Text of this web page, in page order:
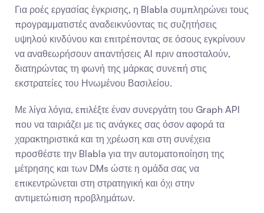
Για ροές εργασίας έγκρισης, η Blabla συμπληρώνει τους
προγραμματιστές αναδεικνύοντας τις συζητήσεις
υψηλού κινδύνου και επιτρέποντας σε όσους εγκρίνουν
να αναθεωρήσουν απαντήσεις AI πριν αποσταλούν,
διατηρώντας τη φωνή της μάρκας συνεπή στις
εκστρατείες του Ηνωμένου Βασιλείου.
Με λίγα λόγια, επιλέξτε έναν συνεργάτη του Graph API
που να ταιριάζει με τις ανάγκες σας όσον αφορά τα
χαρακτηριστικά και τη χρέωση και στη συνέχεια
προσθέστε την Blabla για την αυτοματοποίηση της
μέτρησης και των DMs ώστε η ομάδα σας να
επικεντρώνεται στη στρατηγική και όχι στην
αντιμετώπιση προβλημάτων.